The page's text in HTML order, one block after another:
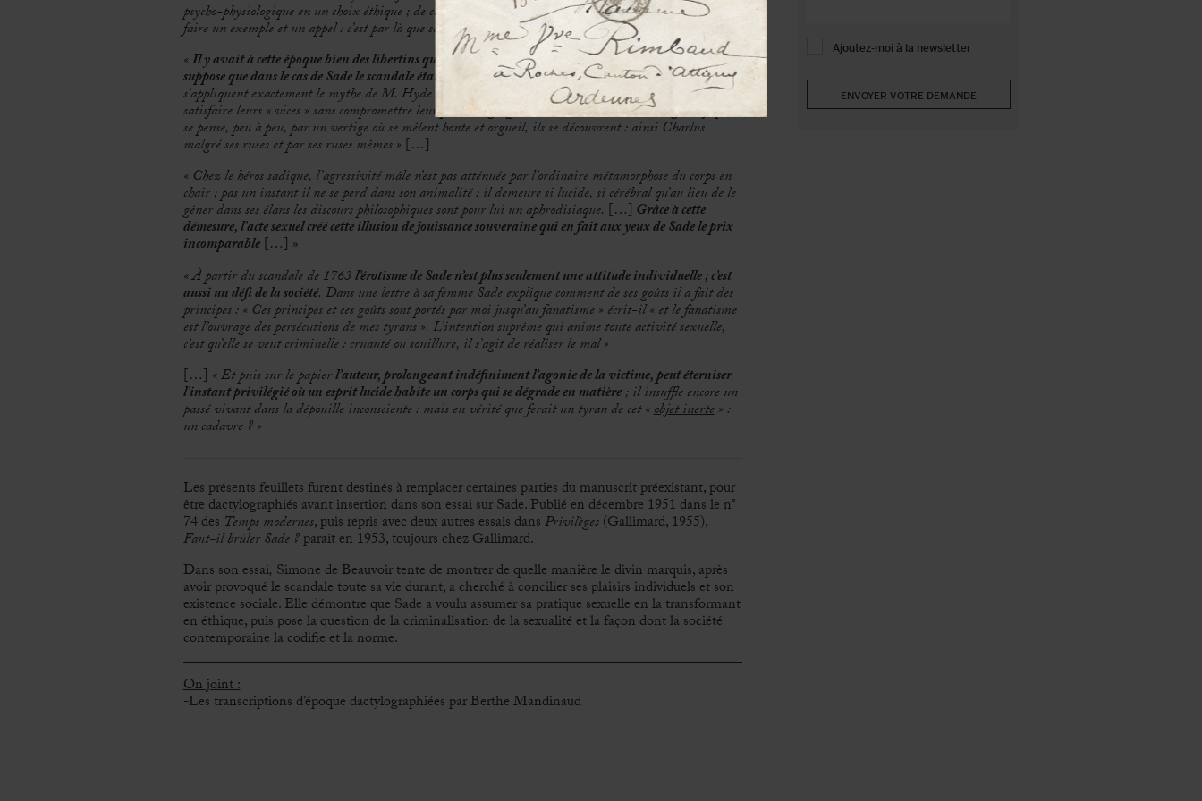
psycho-physiologique en un choix éthique ; de cet acte par lequel il assumait sa séparation, il a prétendu
faire un exemple et un appel : c’est par là que son aventure revêt une large signification humaine
«Il y avait à cette époque bien des libertins qui se livraient à de pires orgies, impunément ; mais je
suppose que dans le cas de Sade le scandale était fatal ; il est certains « pervertis sexuels » auxquels
s’appliquent exactement le mythe de M. Hyde et du Docteur Jekyll ; ils espère pouvoir d’abord
satisfaire leurs « vices » sans compromettre leur personnage officiel ; mais ils sont assez imaginatifs pour
se pense, peu à peu, par un vertige où se mêlent honte et orgueil, ils se découvrent : ainsi Charlus
malgré ses ruses et par ses ruses mêmes » […]
« Chez le héros sadique, l’agressivité mâle n’est pas atténuée par l’ordinaire métamorphose du corps en
chair ; pas un instant il ne se perd dans son animalité : il demeure si lucide, si cérébral qu’au lieu de le
gêner dans ses élans les discours philosophiques sont pour lui un aphrodisiaque. […] Grâce à cette
démesure, l’acte sexuel créé cette illusion de jouissance souveraine qui en fait aux yeux de Sade le prix
incomparable[…] »
« À partir du scandale de 1763l’érotisme de Sade n’est plus seulement une attitude individuelle ; c’est
aussi un défi de la société. Dans une lettre à sa femme Sade explique comment de ses goûts il a fait des
principes : « Ces principes et ces goûts sont portés par moi jusqu’au fanatisme » écrit-il « et le fanatisme
est l’ouvrage des persécutions de mes tyrans ». L’intention suprême qui anime toute activité sexuelle,
c’est qu’elle se veut criminelle : cruauté ou souillure, il s’agit de réaliser le mal »
[…] « Et puis sur le papierl’auteur, prolongeant indéfiniment l’agonie de la victime, peut éterniser
l’instant privilégié où un esprit lucide habite un corps qui se dégrade en matière; il insuffle encore un
passé vivant dans la dépouille inconsciente : mais en vérité que ferait un tyran de cet «objet inerte» :
un cadavre ? »
Les présents feuillets furent destinés à remplacer certaines parties du manuscrit préexistant, pour
être dactylographiés avant insertion dans son essai sur Sade. Publié en décembre 1951 dans le n°
74 des Temps modernes, puis repris avec deux autres essais dansPrivilèges(Gallimard, 1955),
Faut-il brûler Sade ?paraît en 1953, toujours chez Gallimard.
Dans son essai, Simone de Beauvoir tente de montrer de quelle manière le divin marquis, après
avoir provoqué le scandale toute sa vie durant, a cherché à concilier ses plaisirs individuels et son
existence sociale. Elle démontre que Sade a voulu assumer sa pratique sexuelle en la transformant
en éthique, puis pose la question de la criminalisation de la sexualité et la façon dont la société
contemporaine la codifie et la norme.
On joint :
-Les transcriptions d’époque dactylographiées par Berthe Mandinaud
Ajoutez-moi à la newsletter